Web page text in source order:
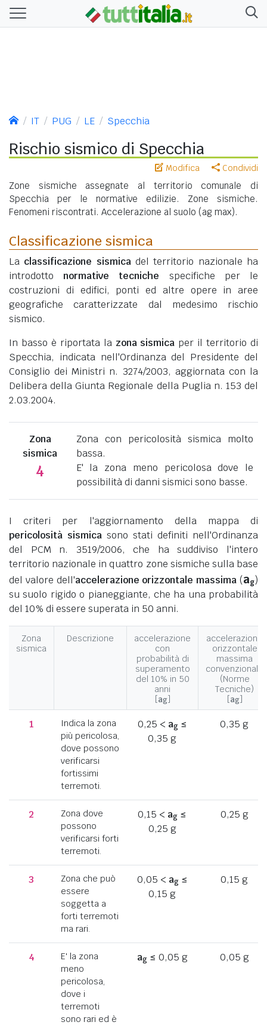
IT PUG LE Specchia
Rischio sismico di Specchia
Modifica Condividi
Zone sismiche assegnate al territorio comunale di
Specchia per le normative edilizie. Zone sismiche.
Fenomeni riscontrati. Accelerazione al suolo (ag max).
Classificazione sismica
La classificazione sismicadel territorio nazionale ha
introdotto normative tecniche specifiche per le
costruzioni di edifici, ponti ed altre opere in aree
geografiche caratterizzate dal medesimo rischio
sismico.
In basso è riportata la zona sismica per il territorio di
Specchia, indicata nell'Ordinanza del Presidente del
Consiglio dei Ministri n. 3274/2003, aggiornata con la
Delibera della Giunta Regionale della Puglia n. 153 del
2.03.2004.
Zona
sismica
4
Zona con pericolosità sismica molto
bassa.
E' la zona meno pericolosa dove le
possibilità di danni sismici sono basse.
I criteri per l'aggiornamento della mappa di
pericolosità sismica sono stati definiti nell'Ordinanza
del PCM n. 3519/2006, che ha suddiviso l'intero
territorio nazionale in quattro zone sismiche sulla base
del valore dell'accelerazione orizzontale massima (ag)
su suolo rigido o pianeggiante, che ha una probabilità
del 10% di essere superata in 50 anni.
Zona
sismica
Descrizione
accelerazione
con
probabilità di
superamento
del 10% in 50
anni
[ag]
accelerazione
orizzontale
massima
convenzionale
(Norme
Tecniche)
[ag]
1
Indica la zona
più pericolosa,
dove possono
verificarsi
fortissimi
terremoti.
0,25 < ag≤
0,35 g
0,35 g
2
Zona dove
possono
verificarsi forti
terremoti.
0,15 < ag ≤
0,25 g
0,25 g
3
Zona che può
essere
soggetta a
forti terremoti
ma rari.
0,05 < ag≤
0,15 g
0,15 g
4
E' la zona
meno
pericolosa,
dove i
terremoti
sono rari ed è
ag≤ 0,05 g 0,05 g